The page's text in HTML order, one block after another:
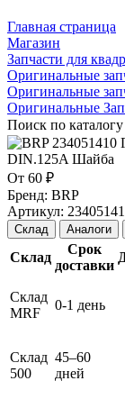
Главная страница
Магазин
Запчасти для
Оригинальные
Оригинальные
Оригинальные
Поиск по каталогу
От 60 ₽
Бренд: BRP
Артикул:
Склад Аналоги
Склад
Срок
доставки
Склад
MRF
0-1 день
Склад
500
45–60
дней